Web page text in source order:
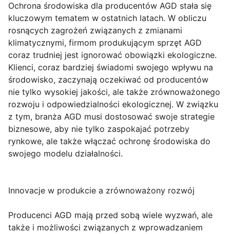
Ochrona środowiska dla producentów AGD stała się
kluczowym tematem w ostatnich latach. W obliczu
rosnących zagrożeń związanych z zmianami
klimatycznymi, firmom produkującym sprzęt AGD
coraz trudniej jest ignorować obowiązki ekologiczne.
Klienci, coraz bardziej świadomi swojego wpływu na
środowisko, zaczynają oczekiwać od producentów
nie tylko wysokiej jakości, ale także zrównoważonego
rozwoju i odpowiedzialności ekologicznej. W związku
z tym, branża AGD musi dostosować swoje strategie
biznesowe, aby nie tylko zaspokajać potrzeby
rynkowe, ale także włączać ochronę środowiska do
swojego modelu działalności.
Innovacje w produkcie a zrównoważony rozwój
Producenci AGD mają przed sobą wiele wyzwań, ale
także i możliwości związanych z wprowadzaniem